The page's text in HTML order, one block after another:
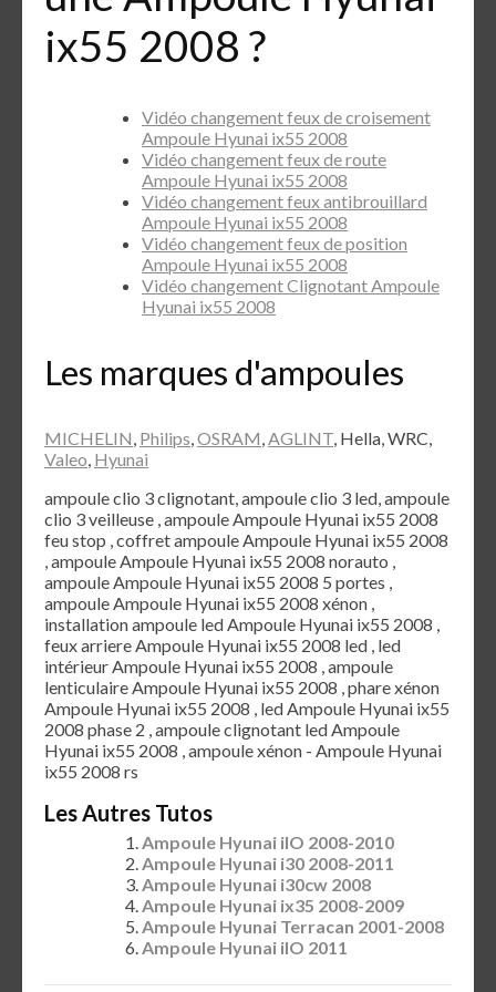
ix55 2008 ?
Vidéo changement feux de croisement
Ampoule Hyunai ix55 2008
Vidéo changement feux de route
Ampoule Hyunai ix55 2008
Vidéo changement feux antibrouillard
Ampoule Hyunai ix55 2008
Vidéo changement feux de position
Ampoule Hyunai ix55 2008
Vidéo changement Clignotant Ampoule
Hyunai ix55 2008
Les marques d'ampoules
MICHELIN, Philips,OSRAM,AGLINT, Hella, WRC,
Valeo, Hyunai
ampoule clio 3 clignotant, ampoule clio 3 led, ampoule
clio 3 veilleuse , ampoule Ampoule Hyunai ix55 2008
feu stop , coffret ampoule Ampoule Hyunai ix55 2008
, ampoule Ampoule Hyunai ix55 2008 norauto ,
ampoule Ampoule Hyunai ix55 2008 5 portes ,
ampoule Ampoule Hyunai ix55 2008 xénon ,
installation ampoule led Ampoule Hyunai ix55 2008 ,
feux arriere Ampoule Hyunai ix55 2008 led , led
intérieur Ampoule Hyunai ix55 2008 , ampoule
lenticulaire Ampoule Hyunai ix55 2008 , phare xénon
Ampoule Hyunai ix55 2008 , led Ampoule Hyunai ix55
2008 phase 2 , ampoule clignotant led Ampoule
Hyunai ix55 2008 , ampoule xénon - Ampoule Hyunai
ix55 2008 rs
Les Autres Tutos
Ampoule Hyunai ilO 2008-2010
Ampoule Hyunai i30 2008-2011
Ampoule Hyunai i30cw 2008
Ampoule Hyunai ix35 2008-2009
Ampoule Hyunai Terracan 2001-2008
Ampoule Hyunai ilO 2011